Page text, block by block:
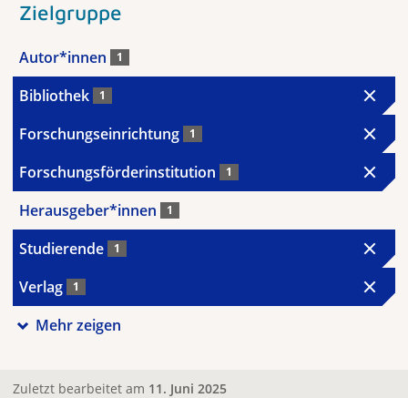
Zielgruppe
Autor*innen 1
Bibliothek 1
Forschungseinrichtung 1
Forschungsförderinstitution 1
Herausgeber*innen 1
Studierende 1
Verlag 1
Mehr zeigen
Zuletzt bearbeitet am 11. Juni 2025